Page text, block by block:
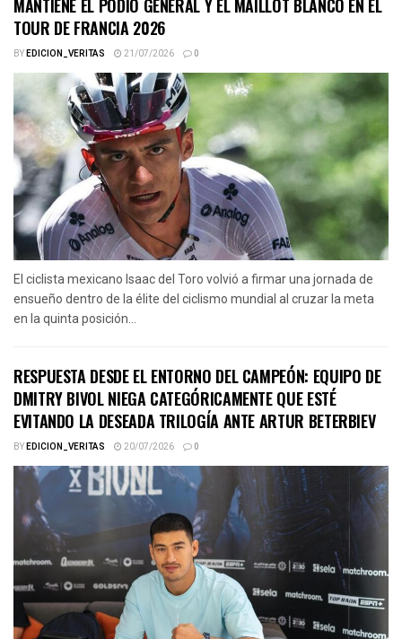
MANTIENE EL PODIO GENERAL Y EL MAILLOT BLANCO EN EL
TOUR DE FRANCIA 2026
BYEDICION_VERITAS 21/07/2026 0
El ciclista mexicano Isaac del Toro volvió a firmar una jornada de
ensueño dentro de la élite del ciclismo mundial al cruzar la meta
en la quinta posición...
RESPUESTA DESDE EL ENTORNO DEL CAMPEÓN: EQUIPO DE
DMITRY BIVOL NIEGA CATEGÓRICAMENTE QUE ESTÉ
EVITANDO LA DESEADA TRILOGÍA ANTE ARTUR BETERBIEV
BYEDICION_VERITAS 20/07/2026 0